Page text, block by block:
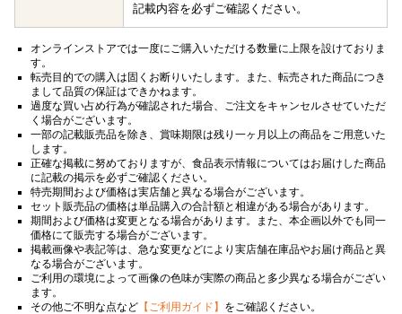
記載内容を必ずご確認ください。
オンラインストアでは一度にご購入いただける数量に上限を設けておりま
す。
転売目的での購入は固くお断りいたします。また、転売された商品につき
まして品質の保証はできかねます。
過度な買い占め行為が確認された場合、ご注文をキャンセルさせていただ
く場合がございます。
一部の記載販売品を除き、賞味期限は残り一ヶ月以上の商品をご用意いた
します。
正確な掲載に努めておりますが、食品表示情報についてはお届けした商品
に記載の掲示を必ずご確認ください。
特売期間および価格は実店舗と異なる場合がございます。
セット販売品の価格は単品購入の合計額と相違がある場合があります。
期間および価格は変更となる場合があります。また、本企画以外でも同一
価格にて販売する場合がございます。
掲載画像や表記等は、急な変更などにより実店舗在庫品やお届け商品と異
なる場合がございます。
ご利用の環境によって画像の色味が実際の商品と多少異なる場合がござい
ます。
その他ご不明な点など 【ご利用ガイド】 をご確認ください。